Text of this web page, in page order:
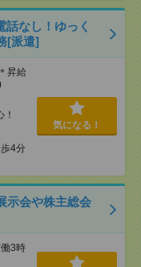
話なし！ゆっく
[派遣]
昇給
4分
気になる！
示会や株主総会
3時